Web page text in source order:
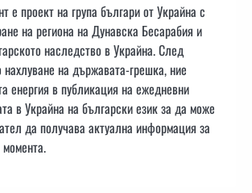
е проект на група българи от Украйна с
на региона на Дунавска Бесарабия и
наследство в Украйна. След
на държавата-грешка, ние
енергия в публикация на ежедневни
в Украйна на български език за да може
да получава актуална информация за